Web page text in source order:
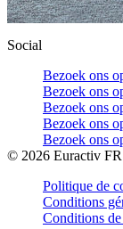
Social
Bezoek ons
Bezoek ons
Bezoek ons
Bezoek ons
Bezoek ons
© 2026 Euractiv FR
Politique de
Conditions
Conditions